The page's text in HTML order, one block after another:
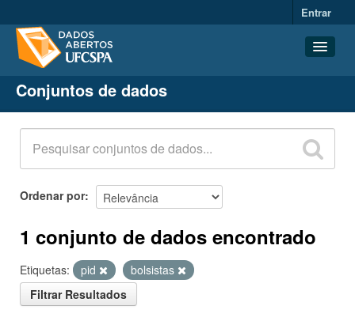
Entrar
Conjuntos de dados
Organizações
Grupos
Sobre
Conjuntos de dados
Ordenar por
1 conjunto de dados encontrado
Etiquetas: pid
bolsistas
Filtrar Resultados